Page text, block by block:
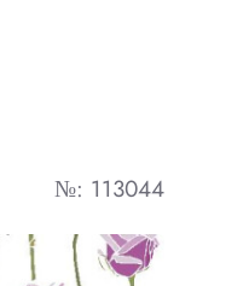
№: 113044